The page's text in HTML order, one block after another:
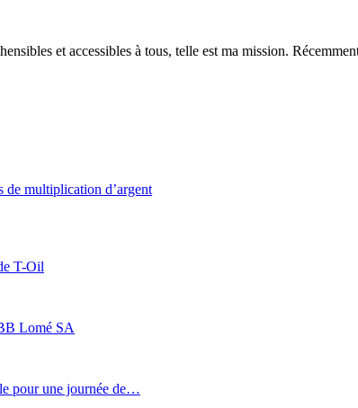
et accessibles à tous, telle est ma mission.
de multiplication d’argent
T-Oil
Lomé SA
pour une journée de…